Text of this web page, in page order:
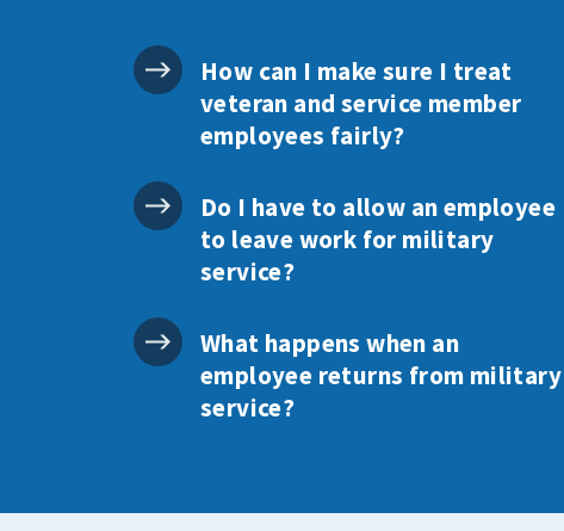
How can I make sure I treat
veteran and service member
employees fairly?
Do I have to allow an employee
to leave work for military
service?
What happens when an
employee returns from military
service?